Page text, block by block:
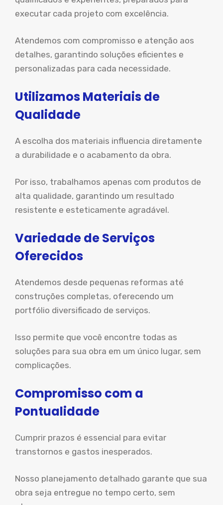
executar cada projeto com excelência.
Atendemos com compromisso e atenção aos
detalhes, garantindo soluções eficientes e
personalizadas para cada necessidade.
Utilizamos Materiais de
Qualidade
A escolha dos materiais influencia diretamente
a durabilidade e o acabamento da obra.
Por isso, trabalhamos apenas com produtos de
alta qualidade, garantindo um resultado
resistente e esteticamente agradável.
Variedade de Serviços
Oferecidos
Atendemos desde pequenas reformas até
construções completas, oferecendo um
portfólio diversificado de serviços.
Isso permite que você encontre todas as
soluções para sua obra em um único lugar, sem
complicações.
Compromisso com a
Pontualidade
Cumprir prazos é essencial para evitar
transtornos e gastos inesperados.
Nosso planejamento detalhado garante que sua
obra seja entregue no tempo certo, sem